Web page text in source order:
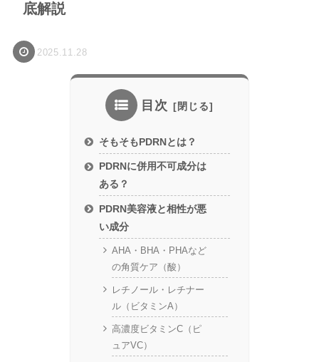
底解説
2025.11.28
目次
そもそもPDRNとは？
PDRNに併用不可成分は
ある？
PDRN美容液と相性が悪
い成分
AHA・BHA・PHAなど
の角質ケア（酸）
レチノール・レチナー
ル（ビタミンA）
高濃度ビタミンC（ピ
ュアVC）